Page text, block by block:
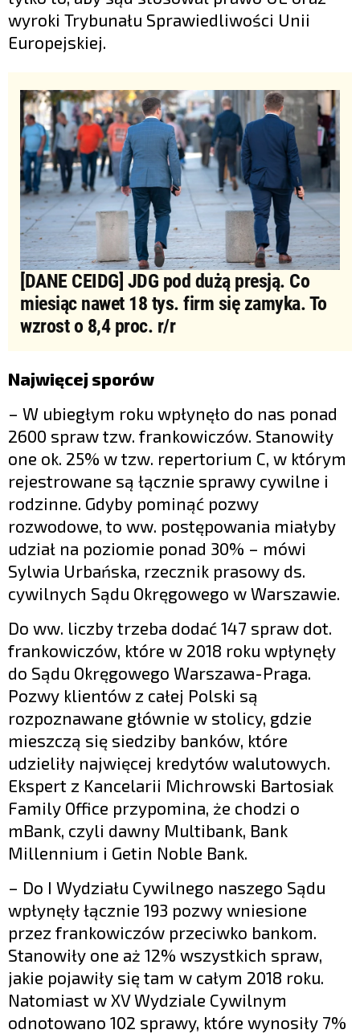
wyroki Trybunału Sprawiedliwości Unii
Europejskiej.
[DANE CEIDG] JDG pod dużą presją. Co
miesiąc nawet 18 tys. firm się zamyka. To
wzrost o 8,4 proc. r/r
Najwięcej sporów
– W ubiegłym roku wpłynęło do nas ponad
2600 spraw tzw. frankowiczów. Stanowiły
one ok. 25% w tzw. repertorium C, w którym
rejestrowane są łącznie sprawy cywilne i
rodzinne. Gdyby pominąć pozwy
rozwodowe, to ww. postępowania miałyby
udział na poziomie ponad 30% – mówi
Sylwia Urbańska, rzecznik prasowy ds.
cywilnych Sądu Okręgowego w Warszawie.
Do ww. liczby trzeba dodać 147 spraw dot.
frankowiczów, które w 2018 roku wpłynęły
do Sądu Okręgowego Warszawa-Praga.
Pozwy klientów z całej Polski są
rozpoznawane głównie w stolicy, gdzie
mieszczą się siedziby banków, które
udzieliły najwięcej kredytów walutowych.
Ekspert z Kancelarii Michrowski Bartosiak
Family Office przypomina, że chodzi o
mBank, czyli dawny Multibank, Bank
Millennium i Getin Noble Bank.
– Do I Wydziału Cywilnego naszego Sądu
wpłynęły łącznie 193 pozwy wniesione
przez frankowiczów przeciwko bankom.
Stanowiły one aż 12% wszystkich spraw,
jakie pojawiły się tam w całym 2018 roku.
Natomiast w XV Wydziale Cywilnym
odnotowano 102 sprawy, które wynosiły 7%